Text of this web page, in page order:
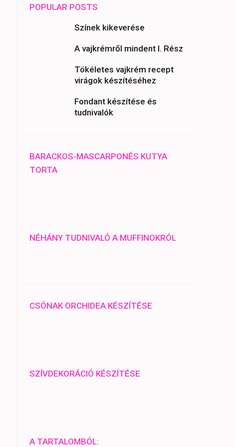
POPULAR POSTS
Színek kikeverése
A vajkrémről mindent I. Rész
Tökéletes vajkrém recept
virágok készítéséhez
Fondant készítése és
tudnivalók
BARACKOS-MASCARPONÉS KUTYA
TORTA
NÉHÁNY TUDNIVALÓ A MUFFINOKRÓL
CSÓNAK ORCHIDEA KÉSZÍTÉSE
SZÍVDEKORÁCIÓ KÉSZÍTÉSE
A TARTALOMBÓL: